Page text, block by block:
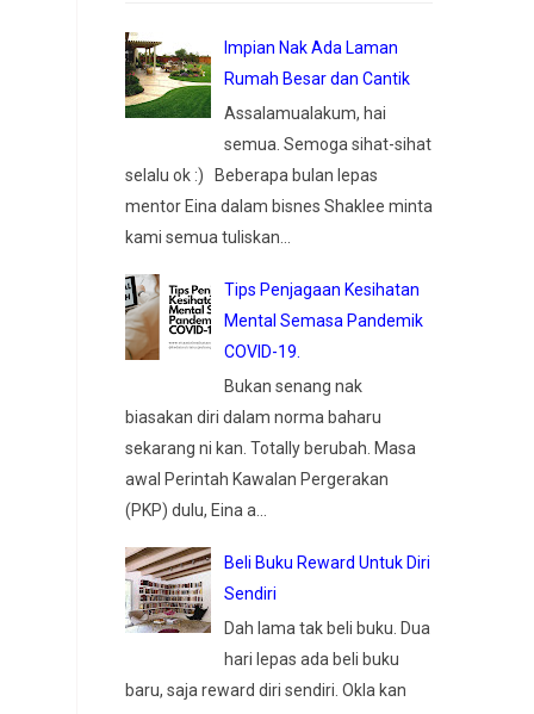
Impian Nak Ada Laman
Rumah Besar dan Cantik
Assalamualakum, hai
semua. Semoga sihat-sihat
selalu ok :) Beberapa bulan lepas
mentor Eina dalam bisnes Shaklee minta
kami semua tuliskan...
Tips Penjagaan Kesihatan
Mental Semasa Pandemik
COVID-19.
Bukan senang nak
biasakan diri dalam norma baharu
sekarang ni kan. Totally berubah. Masa
awal Perintah Kawalan Pergerakan
(PKP) dulu, Eina a...
Beli Buku Reward Untuk Diri
Sendiri
Dah lama tak beli buku. Dua
hari lepas ada beli buku
baru, saja reward diri sendiri. Okla kan